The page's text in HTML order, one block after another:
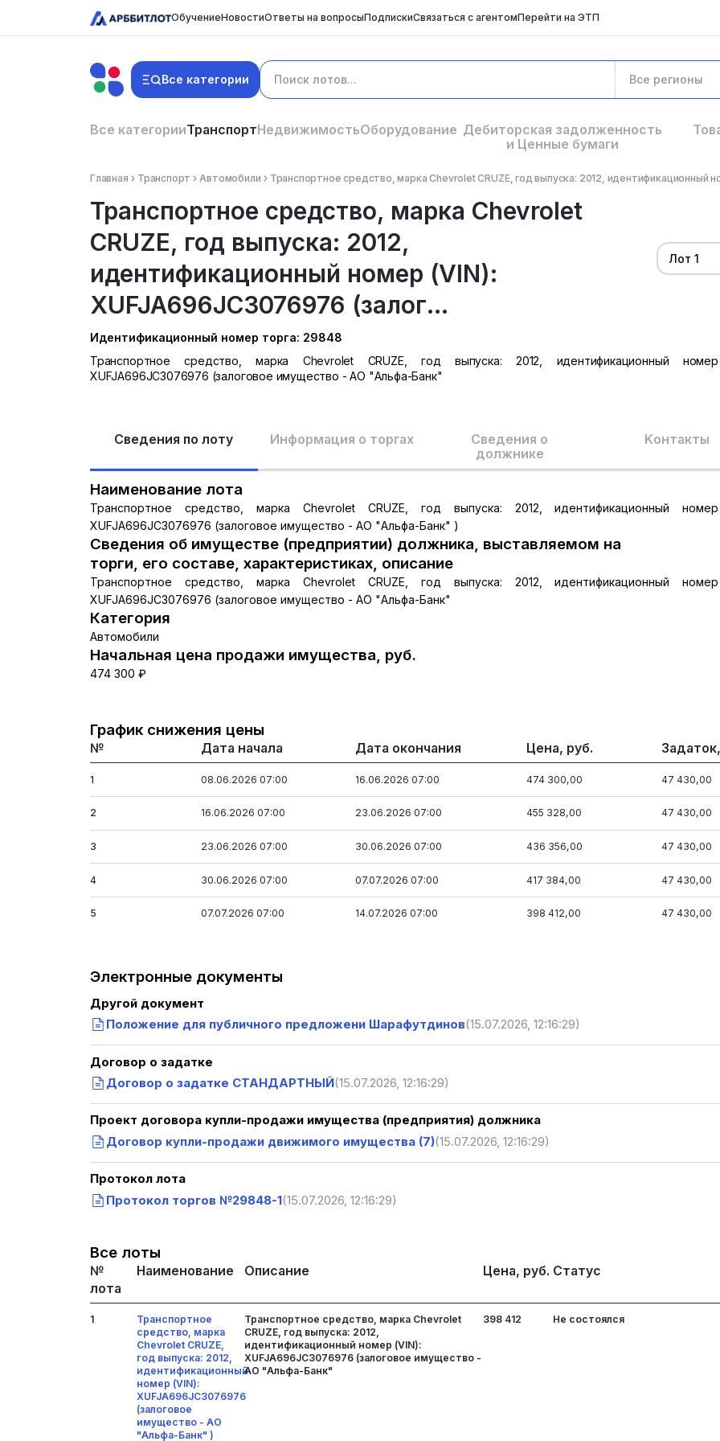
ОбучениеНовостиОтветы на вопросыПодпискиСвязаться с агентомПерейти на ЭТП
Все категории Все регионы
Все категорииТранспортНедвижимостьОборудование Дебиторская задолженность
и Ценные бумаги
Главная Транспорт Автомобили Транспортное средство, марка Chevrolet CRUZE, год выпуска: 2012, идентификационный
Транспортное средство, марка Chevrolet
CRUZE, год выпуска: 2012,
идентификационный номер (VIN):
XUFJA696JC3076976 (залог...
Лот 1
Идентификационный номер торга: 29848
Транспортное средство, марка Chevrolet CRUZE, год выпуска: 2012, идентификационный
XUFJA696JC3076976 (залоговое имущество - АО "Альфа-Банк"
Сведения по лоту Информация о торгах
Сведения о
должнике
Kонтакты
Наименование лота
Транспортное средство, марка Chevrolet CRUZE, год выпуска: 2012, идентификационный
XUFJA696JC3076976 (залоговое имущество - АО "Альфа-Банк" )
Сведения об имуществе (предприятии) должника, выставляемом на
торги, его составе, характеристиках, описание
Транспортное средство, марка Chevrolet CRUZE, год выпуска: 2012, идентификационный
XUFJA696JC3076976 (залоговое имущество - АО "Альфа-Банк"
Категория
Автомобили
Начальная цена продажи имущества, руб.
474 300 ₽
График снижения цены
№ Дата начала Дата окончания Цена, руб.
1 08.06.2026 07:00 16.06.2026 07:00 474 300,00 47 430,00
2 16.06.2026 07:00 23.06.2026 07:00 455 328,00 47 430,00
3 23.06.2026 07:00 30.06.2026 07:00 436 356,00 47 430,00
4 30.06.2026 07:00 07.07.2026 07:00 417 384,00 47 430,00
5 07.07.2026 07:00 14.07.2026 07:00 398 412,00 47 430,00
Электронные документы
Другой документ
Положение для публичного предложени Шарафутдинов(15.07.2026, 12:16:29)
Договор о задатке
Договор о задатке СТАНДАРТНЫЙ(15.07.2026, 12:16:29)
Проект договора купли-продажи имущества (предприятия) должника
Договор купли-продажи движимого имущества (7)(15.07.2026, 12:16:29)
Протокол лота
Протокол торгов №29848-1(15.07.2026, 12:16:29)
Все лоты
№
лота
Наименование Описание Цена, руб. Статус
1
Транспортное
средство, марка
Chevrolet CRUZE,
год выпуска: 2012,
идентификационный
номер (VIN):
XUFJA696JC3076976
(залоговое
имущество - АО
"Альфа-Банк" )
Транспортное средство, марка Chevrolet
CRUZE, год выпуска: 2012,
идентификационный номер (VIN):
XUFJA696JC3076976 (залоговое имущество -
АО "Альфа-Банк"
398 412 Не состоялся